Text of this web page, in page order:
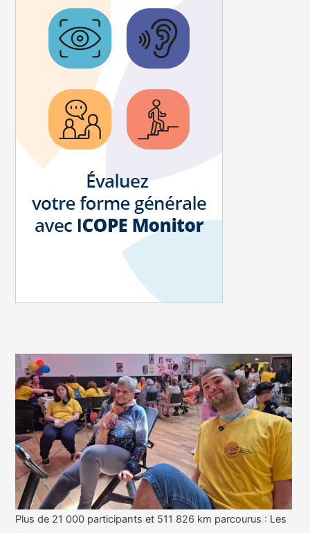
Plus de 21 000 participants et 511 826 km parcourus : Les